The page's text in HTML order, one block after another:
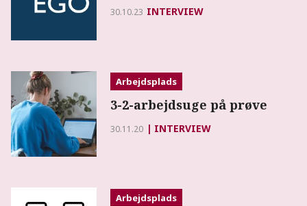
30.10.23 INTERVIEW
Arbejdsplads
3-2-arbejdsuge på prøve
30.11.20 INTERVIEW
Arbejdsplads